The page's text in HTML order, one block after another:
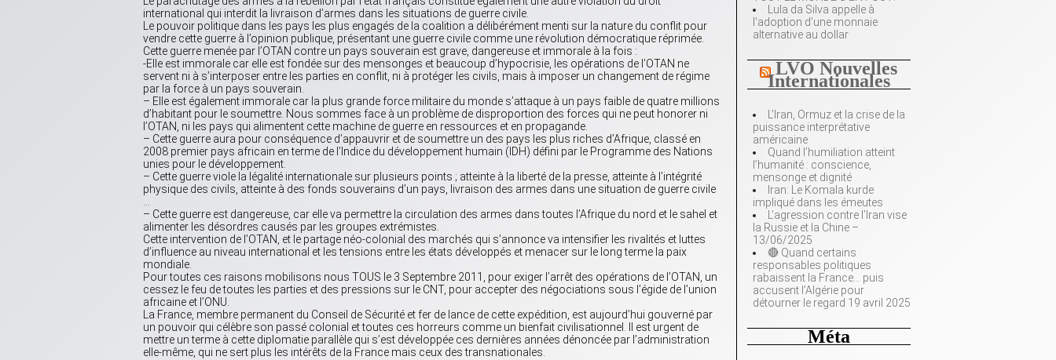
Lula da Silva appelle à
l’adoption d’une monnaie
alternative au dollar
LVO Nouvelles
Internationales
L’Iran, Ormuz et la crise de la
puissance interprétative
américaine
Quand l’humiliation atteint
l’humanité : conscience,
mensonge et dignité
Iran: Le Komala kurde
impliqué dans les émeutes
L’agression contre l’Iran vise
la Russie et la Chine –
13/06/2025
🔴 Quand certains
responsables politiques
rabaissent la France… puis
accusent l’Algérie pour
détourner le regard 19 avril 2025
Méta
international qui interdit la livraison d’armes dans les situations de guerre civile.
Le pouvoir politique dans les pays les plus engagés de la coalition a délibérément menti sur la nature du conflit pour
vendre cette guerre à l’opinion publique, présentant une guerre civile comme une révolution démocratique réprimée.
Cette guerre menée par l’OTAN contre un pays souverain est grave, dangereuse et immorale à la fois :
-Elle est immorale car elle est fondée sur des mensonges et beaucoup d’hypocrisie, les opérations de l’OTAN ne
servent ni à s’interposer entre les parties en conflit, ni à protéger les civils, mais à imposer un changement de régime
par la force à un pays souverain.
– Elle est également immorale car la plus grande force militaire du monde s’attaque à un pays faible de quatre millions
d’habitant pour le soumettre. Nous sommes face à un problème de disproportion des forces qui ne peut honorer ni
l’OTAN, ni les pays qui alimentent cette machine de guerre en ressources et en propagande.
– Cette guerre aura pour conséquence d’appauvrir et de soumettre un des pays les plus riches d’Afrique, classé en
2008 premier pays africain en terme de l’Indice du développement humain (IDH) défini par le Programme des Nations
unies pour le développement.
– Cette guerre viole la légalité internationale sur plusieurs points ; atteinte à la liberté de la presse, atteinte à l’intégrité
physique des civils, atteinte à des fonds souverains d’un pays, livraison des armes dans une situation de guerre civile
…
– Cette guerre est dangereuse, car elle va permettre la circulation des armes dans toutes l’Afrique du nord et le sahel et
alimenter les désordres causés par les groupes extrémistes.
Cette intervention de l’OTAN, et le partage néo-colonial des marchés qui s’annonce va intensifier les rivalités et luttes
d’influence au niveau international et les tensions entre les états développés et menacer sur le long terme la paix
mondiale.
Pour toutes ces raisons mobilisons nous TOUS le 3 Septembre 2011, pour exiger l’arrêt des opérations de l’OTAN, un
cessez le feu de toutes les parties et des pressions sur le CNT, pour accepter des négociations sous l’égide de l’union
africaine et l’ONU.
La France, membre permanent du Conseil de Sécurité et fer de lance de cette expédition, est aujourd’hui gouverné par
un pouvoir qui célèbre son passé colonial et toutes ces horreurs comme un bienfait civilisationnel. Il est urgent de
mettre un terme à cette diplomatie parallèle qui s’est développée ces dernières années dénoncée par l’administration
elle-même, qui ne sert plus les intérêts de la France mais ceux des transnationales.